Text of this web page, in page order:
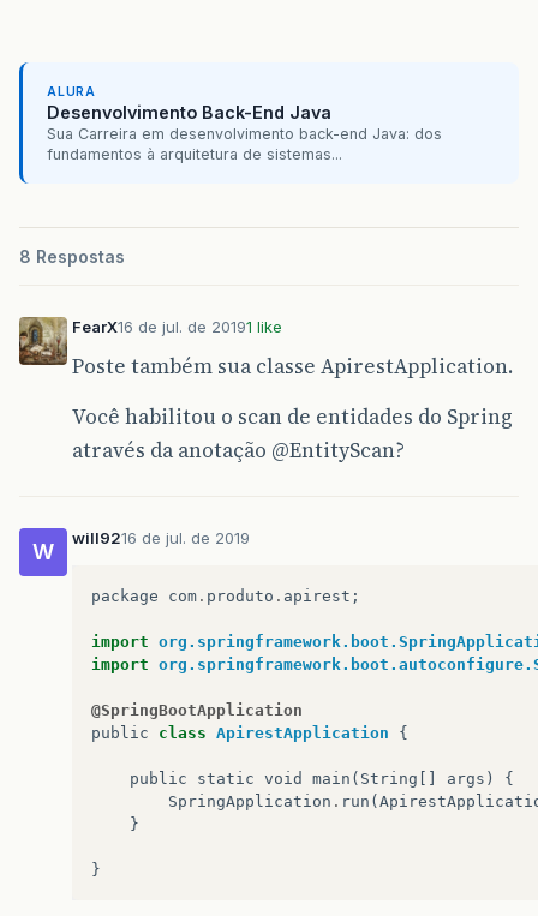
public
void setId (long
this.id = id;
}
return
quantidade
}
setQuantidade BigDecimal
this
quantidade quantidade
}
public BigDecimal getValor()
this. valor
}
ALURA
Desenvolvimento Back-End Java
Sua Carreira em desenvolvimento back-end Java: dos
fundamentos à arquitetura de sistemas...
8 Respostas
FearX16 de jul. de 20191 like
Poste também sua classe ApirestApplication.
Você habilitou o scan de entidades do Spring
através da anotação @EntityScan?
W
will9216 de jul. de 2019
package com . produto . apirest ;
import
import
@SpringBootApplication
public
class ApirestApplication {
public static void main ( String args )
{
SpringApplication . run (
}
}